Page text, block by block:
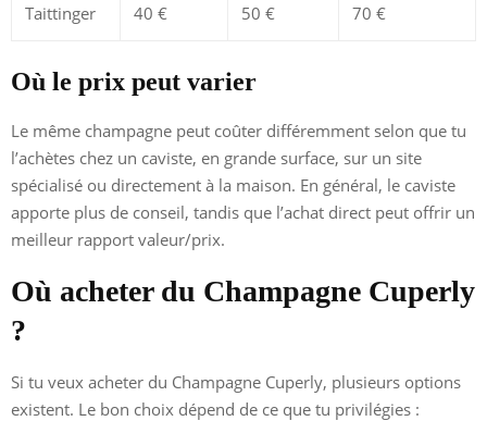
Taittinger 40 € 50 € 70 €
Où le prix peut varier
Le même champagne peut coûter différemment selon que tu
l’achètes chez un caviste, en grande surface, sur un site
spécialisé ou directement à la maison. En général, le caviste
apporte plus de conseil, tandis que l’achat direct peut offrir un
meilleur rapport valeur/prix.
Où acheter du Champagne Cuperly
?
Si tu veux acheter du Champagne Cuperly, plusieurs options
existent. Le bon choix dépend de ce que tu privilégies :